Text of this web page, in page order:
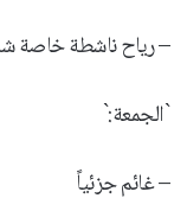
– رياح ناشطة خاصة
`الجمعة:`
– غائم جزئياً